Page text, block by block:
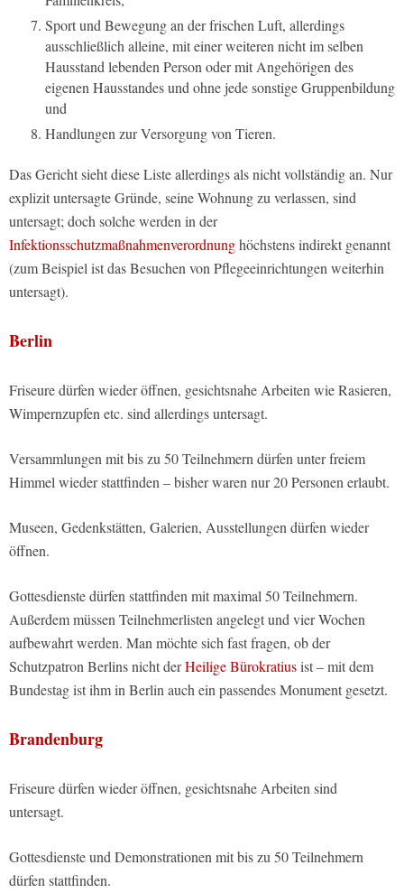
Sport und Bewegung an der frischen Luft, allerdings
ausschließlich alleine, mit einer weiteren nicht im selben
Hausstand lebenden Person oder mit Angehörigen des
eigenen Hausstandes und ohne jede sonstige Gruppenbildung
und
Handlungen zur Versorgung von Tieren.
Das Gericht sieht diese Liste allerdings als nicht vollständig an. Nur
explizit untersagte Gründe, seine Wohnung zu verlassen, sind
untersagt; doch solche werden in der
Infektionsschutzmaßnahmenverordnunghöchstens indirekt genannt
(zum Beispiel ist das Besuchen von Pflegeeinrichtungen weiterhin
untersagt).
Berlin
Friseure dürfen wieder öffnen, gesichtsnahe Arbeiten wie Rasieren,
Wimpernzupfen etc. sind allerdings untersagt.
Versammlungen mit bis zu 50 Teilnehmern dürfen unter freiem
Himmel wieder stattfinden – bisher waren nur 20 Personen erlaubt.
Museen, Gedenkstätten, Galerien, Ausstellungen dürfen wieder
öffnen.
Gottesdienste dürfen stattfinden mit maximal 50 Teilnehmern.
Außerdem müssen Teilnehmerlisten angelegt und vier Wochen
aufbewahrt werden. Man möchte sich fast fragen, ob der
Schutzpatron Berlins nicht derHeilige Bürokratiusist – mit dem
Bundestag ist ihm in Berlin auch ein passendes Monument gesetzt.
Brandenburg
Friseure dürfen wieder öffnen, gesichtsnahe Arbeiten sind
untersagt.
Gottesdienste und Demonstrationen mit bis zu 50 Teilnehmern
dürfen stattfinden.